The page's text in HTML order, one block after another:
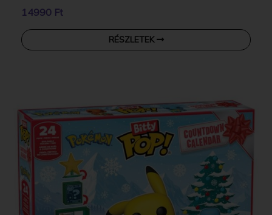
14990 Ft
RÉSZLETEK